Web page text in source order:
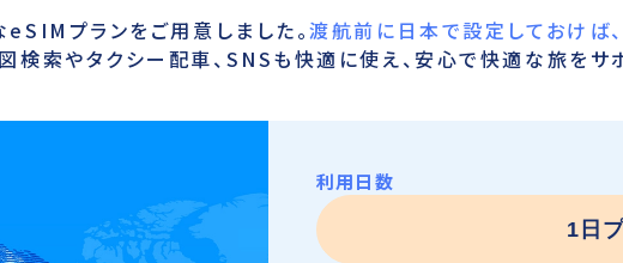
プランをご用意しました。渡航前に日本で設定しておけば
検索やタクシー配車、SNSも快適に使え、安心で快適な旅をサ
利用日数